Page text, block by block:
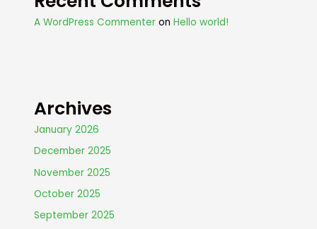
A WordPress Commenter onHello world!
Archives
January 2026
December 2025
November 2025
October 2025
September 2025